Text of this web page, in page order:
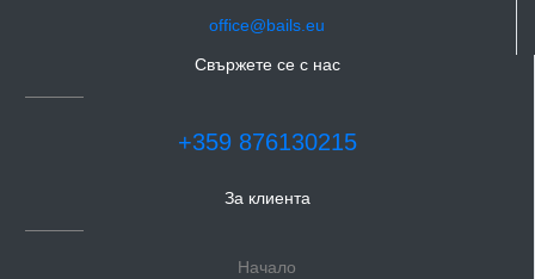
office@bails.eu
Свържете се с нас
+359 876130215
За клиента
Начало